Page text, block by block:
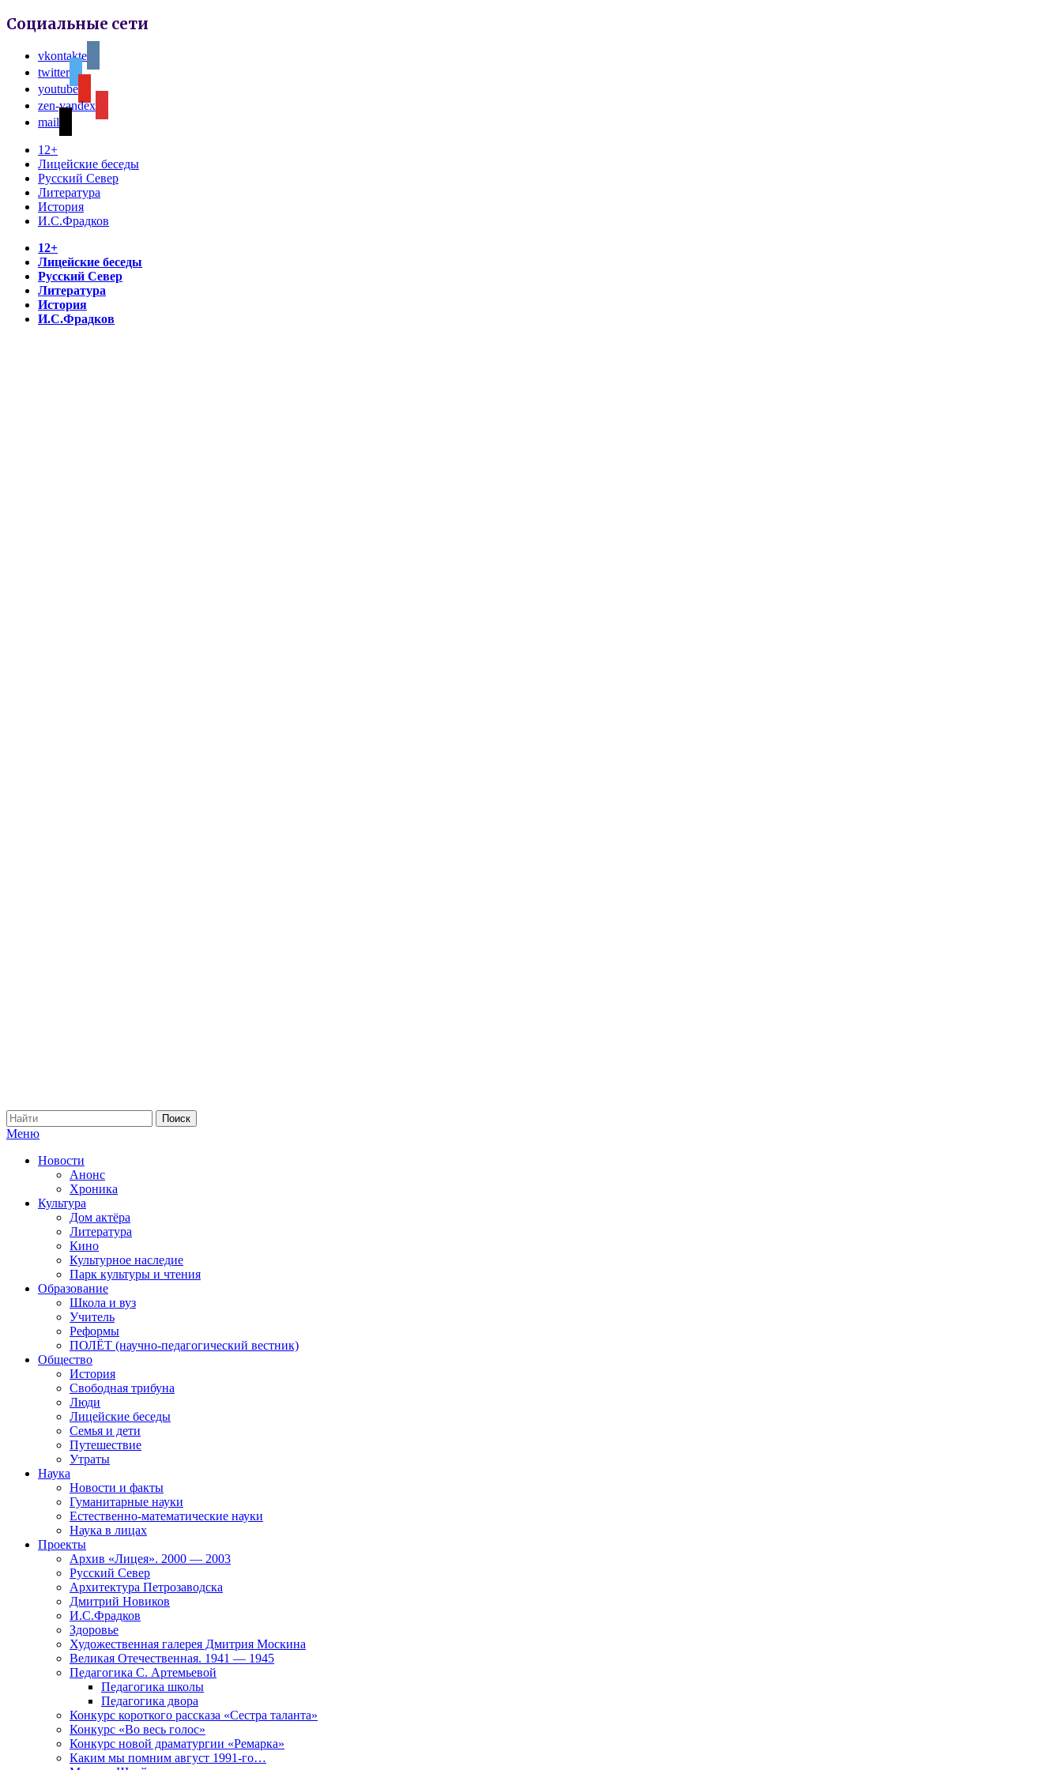
Социальные сети
vkontakte
twitter
youtube
zen-yandex
mail
12+
Лицейские беседы
Русский Север
Литература
История
И.С.Фрадков
12+
Лицейские беседы
Русский Север
Литература
История
И.С.Фрадков
Меню
Новости
Анонс
Хроника
Культура
Дом актёра
Литература
Кино
Культурное наследие
Парк культуры и чтения
Образование
Школа и вуз
Учитель
Реформы
ПОЛЁТ (научно-педагогический вестник)
Общество
История
Свободная трибуна
Люди
Лицейские беседы
Семья и дети
Путешествие
Утраты
Наука
Новости и факты
Гуманитарные науки
Естественно-математические науки
Наука в лицах
Проекты
Архив «Лицея». 2000 — 2003
Русский Север
Архитектура Петрозаводска
Дмитрий Новиков
И.С.Фрадков
Здоровье
Художественная галерея Дмитрия Москина
Великая Отечественная. 1941 — 1945
Педагогика С. Артемьевой
Педагогика школы
Педагогика двора
Конкурс короткого рассказа «Сестра таланта»
Конкурс «Во весь голос»
Конкурс новой драматургии «Ремарка»
Каким мы помним август 1991-го…